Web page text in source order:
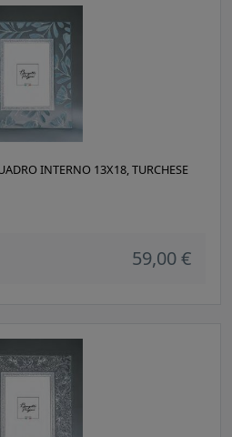
INTERNO 13X18, TURCHESE
59,00 €